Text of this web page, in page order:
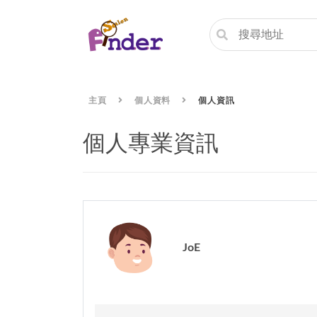
主頁 個人資料 個人資訊
個人專業資訊
JoE